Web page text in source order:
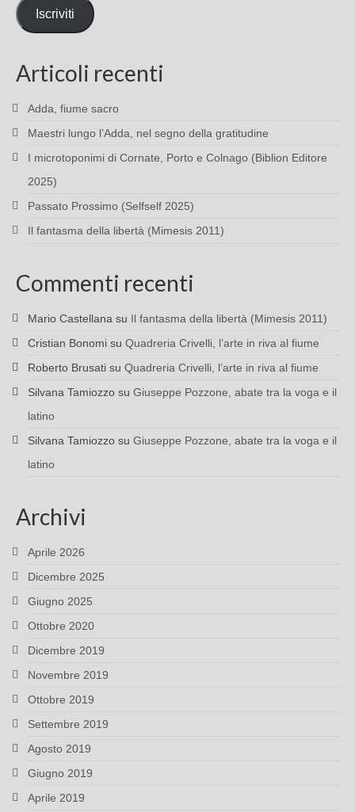
mail
Iscriviti
Articoli recenti
Adda, fiume sacro
Maestri lungo l’Adda, nel segno della gratitudine
I microtoponimi di Cornate, Porto e Colnago (Biblion Editore
2025)
Passato Prossimo (Selfself 2025)
Il fantasma della libertà (Mimesis 2011)
Commenti recenti
Mario Castellana su Il fantasma della libertà (Mimesis 2011)
Cristian Bonomi su Quadreria Crivelli, l’arte in riva al fiume
Roberto Brusati su Quadreria Crivelli, l’arte in riva al fiume
Silvana Tamiozzo su Giuseppe Pozzone, abate tra la voga e il
latino
Silvana Tamiozzo su Giuseppe Pozzone, abate tra la voga e il
latino
Archivi
Aprile 2026
Dicembre 2025
Giugno 2025
Ottobre 2020
Dicembre 2019
Novembre 2019
Ottobre 2019
Settembre 2019
Agosto 2019
Giugno 2019
Aprile 2019